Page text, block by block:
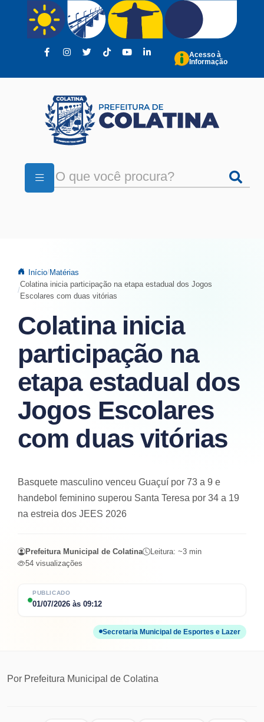
Pular para o conteúdo principal
Acesso à
Informação
Início Matérias
Colatina inicia participação na etapa estadual dos Jogos
Escolares com duas vitórias
Colatina inicia
participação na
etapa estadual dos
Jogos Escolares
com duas vitórias
PUBLICADO
01/07/2026 às 09:12
Secretaria Municipal de Esportes e Lazer
Basquete masculino venceu Guaçuí por 73 a 9 e
handebol feminino superou Santa Teresa por 34 a 19
na estreia dos JEES 2026
Prefeitura Municipal de Colatina Leitura: ~3 min
54 visualizações
Por Prefeitura Municipal de Colatina